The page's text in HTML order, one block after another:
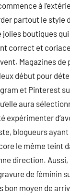
à
partout le style
jolies boutiques
correct et
Magazines de
début pour
et Pinterest
aura
expérimenter
blogueurs ayant
le même teint
direction.
de féminin
bon moyen de